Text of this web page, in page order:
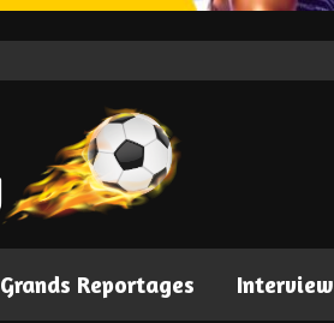
Grands Reportages Interview